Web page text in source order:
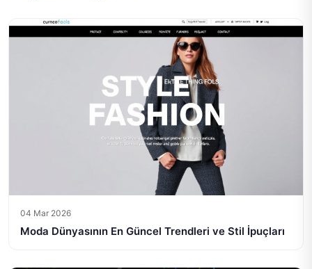
04 Mar 2026
Moda Dünyasının En Güncel Trendleri ve Stil İpuçları